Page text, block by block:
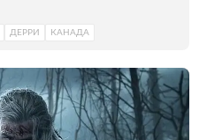
ДЕРРИ КАНАДА